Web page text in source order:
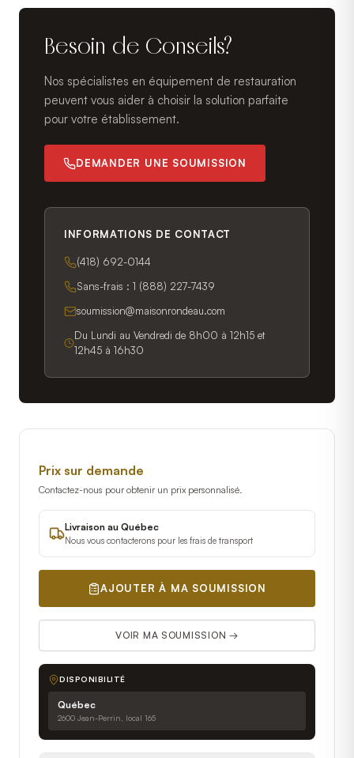
Besoin de Conseils?
Nos spécialistes en équipement de restauration
peuvent vous aider à choisir la solution parfaite
pour votre établissement.
DEMANDER UNE SOUMISSION
INFORMATIONS DE CONTACT
(418) 692-0144
Sans-frais : 1 (888) 227-7439
soumission@maisonrondeau.com
Du Lundi au Vendredi de 8h00 à 12h15 et
12h45 à 16h30
Prix sur demande
Contactez-nous pour obtenir un prix personnalisé.
Livraison au Québec
Nous vous contacterons pour les frais de transport
AJOUTER À MA SOUMISSION
VOIR MA SOUMISSION →
DISPONIBILITÉ
Québec
2600 Jean-Perrin, local 165